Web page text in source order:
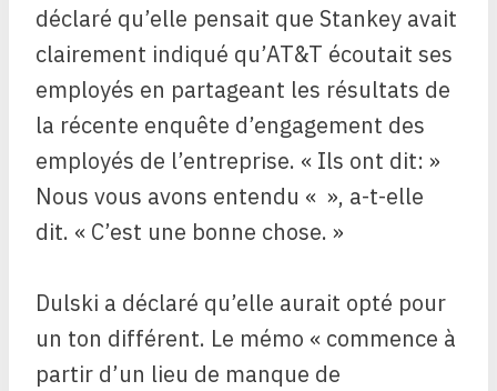
déclaré qu’elle pensait que Stankey avait
clairement indiqué qu’AT&T écoutait ses
employés en partageant les résultats de
la récente enquête d’engagement des
employés de l’entreprise. « Ils ont dit: »
Nous vous avons entendu « », a-t-elle
dit. « C’est une bonne chose. »
Dulski a déclaré qu’elle aurait opté pour
un ton différent. Le mémo « commence à
partir d’un lieu de manque de